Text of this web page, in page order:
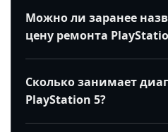
Можно ли заранее
цену ремонта
Сколько занимает
PlayStation 5?